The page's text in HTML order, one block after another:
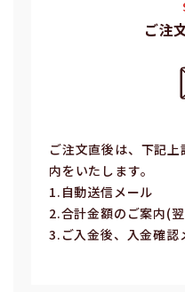
ご注
ご注⽂直後は、下記
内をいたします。
1.⾃動送信メール
2.合計⾦額のご案内(
3.ご⼊⾦後、⼊⾦確認